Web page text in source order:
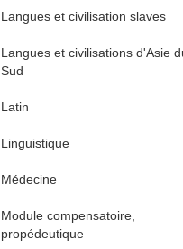
Langues et civilisation slaves
Langues et civilisations d'Asie
Sud
Latin
Linguistique
Médecine
Module compensatoire,
propédeutique